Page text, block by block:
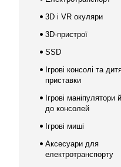
3D і VR окуляри
3D-пристрої
SSD
Ігрові консолі та
приставки
Ігрові маніпулятори
до консолей
Ігрові миші
Аксесуари для
електротранспорту